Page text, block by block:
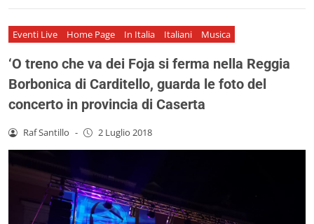
Eventi Live Home Page In Italia Italiani Musica
‘O treno che va dei Foja si ferma nella Reggia
Borbonica di Carditello, guarda le foto del
concerto in provincia di Caserta
Raf Santillo - 2 Luglio 2018